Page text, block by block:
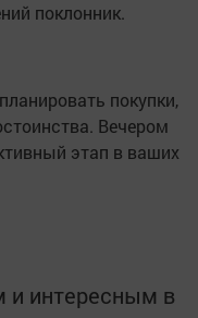
поклонник.
покупки,
Вечером
этап в ваших
интересным в